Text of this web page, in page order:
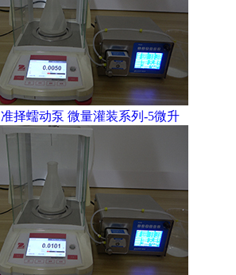
准择蠕动泵 微量灌装系列-5微升